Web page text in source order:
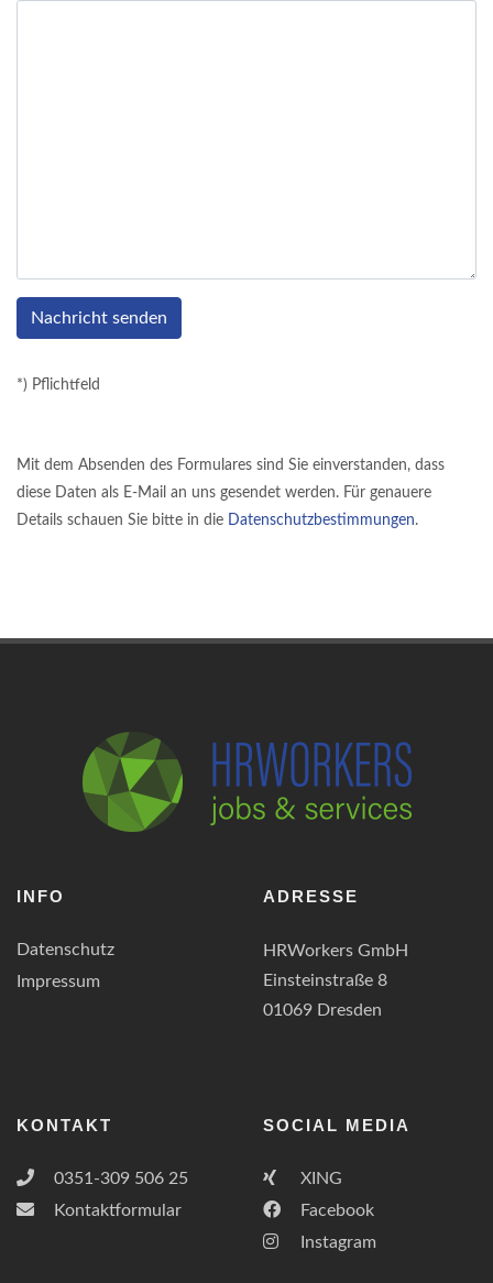
Nachricht senden
*) Pflichtfeld
Mit dem Absenden des Formulares sind Sie einverstanden, dass
diese Daten als E-Mail an uns gesendet werden. Für genauere
Details schauen Sie bitte in die Datenschutzbestimmungen.
INFO
Datenschutz
Impressum
ADRESSE
HRWorkers GmbH
Einsteinstraße 8
01069 Dresden
KONTAKT
0351-309 506 25
Kontaktformular
SOCIAL MEDIA
XING
Facebook
Instagram